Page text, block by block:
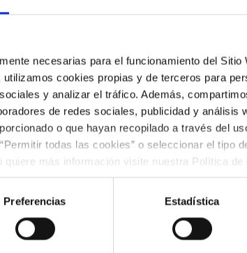
necesarias para el funcionamiento del Sitio
cookies propias y de terceros para
y analizar el tráfico. Además,
de redes sociales, publicidad y análisis
o que hayan recopilado a través del
todas las cookies” o seleccionar el tipo
más información visite nuestra Política de
en cualquier momento.”.
Preferencias Estadística